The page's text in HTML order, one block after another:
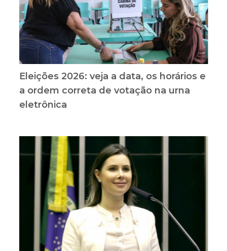
Eleições 2026: veja a data, os horários e
a ordem correta de votação na urna
eletrônica